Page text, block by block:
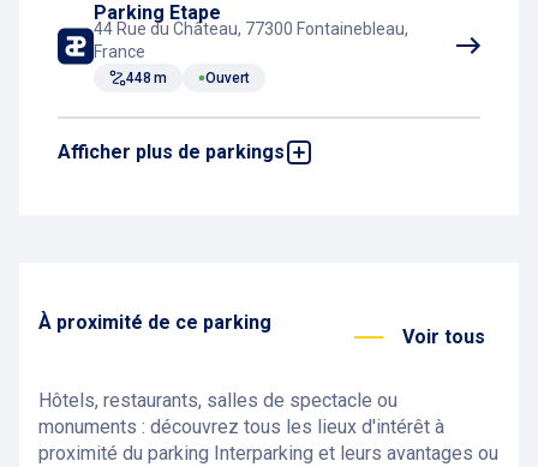
Parking Etape
44 Rue du Château, 77300 Fontainebleau,
France
448 m Ouvert
Afficher plus de parkings
Parking Place d'Armes
À proximité de ce parking
Voir tous
Hôtels, restaurants, salles de spectacle ou
monuments : découvrez tous les lieux d'intérêt à
proximité du parking Interparking et leurs avantages ou